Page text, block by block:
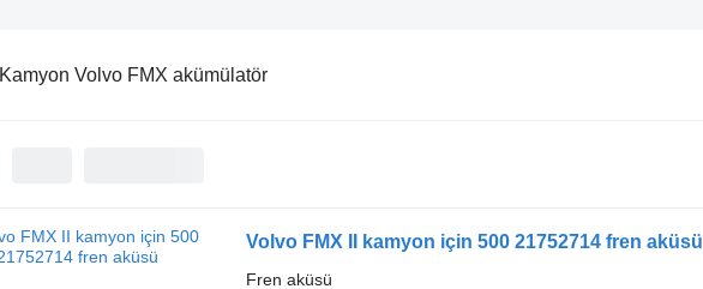
Kamyon Volvo FMX akümülatör
Volvo FMX II kamyon için 500 21752714 fren aküsü
Fren aküsü